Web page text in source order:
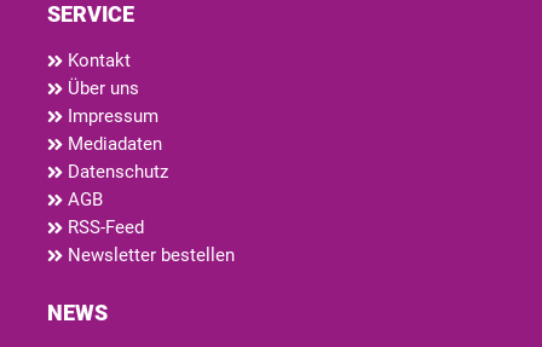
SERVICE
Kontakt
Über uns
Impressum
Mediadaten
Datenschutz
AGB
RSS-Feed
Newsletter bestellen
NEWS